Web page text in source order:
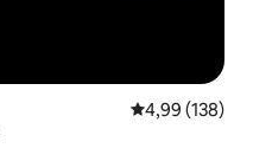
Gemiddelde
4,99 (138)